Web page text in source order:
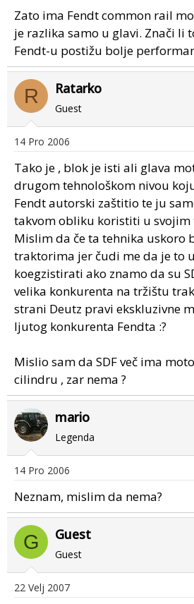
Zato ima Fendt common rail
je razlika samo u glavi. Znači li
Fendt-u postižu bolje
R Ratarko
Guest
14 Pro 2006
Tako je , blok je isti ali glava
drugom tehnološkom nivou
Fendt autorski zaštitio te ju
takvom obliku koristiti u
Mislim da če ta tehnika uskoro
traktorima jer čudi me da je to
koegzistirati ako znamo da su
velika konkurenta na tržištu
strani Deutz pravi ekskluzivne
ljutog konkurenta Fendta :?
Mislio sam da SDF več ima
cilindru , zar nema ?
mario
Legenda
14 Pro 2006
Neznam, mislim da nema?
G Guest
Guest
22 Velj 2007